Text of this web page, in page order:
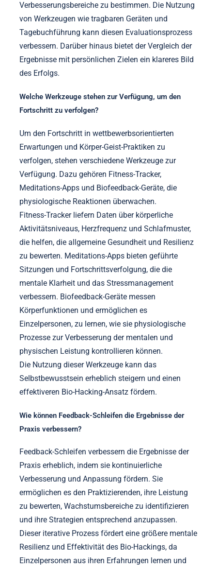
Verbesserungsbereiche zu bestimmen. Die Nutzung
von Werkzeugen wie tragbaren Geräten und
Tagebuchführung kann diesen Evaluationsprozess
verbessern. Darüber hinaus bietet der Vergleich der
Ergebnisse mit persönlichen Zielen ein klareres Bild
des Erfolgs.
Welche Werkzeuge stehen zur Verfügung, um den
Fortschritt zu verfolgen?
Um den Fortschritt in wettbewerbsorientierten
Erwartungen und Körper-Geist-Praktiken zu
verfolgen, stehen verschiedene Werkzeuge zur
Verfügung. Dazu gehören Fitness-Tracker,
Meditations-Apps und Biofeedback-Geräte, die
physiologische Reaktionen überwachen.
Fitness-Tracker liefern Daten über körperliche
Aktivitätsniveaus, Herzfrequenz und Schlafmuster,
die helfen, die allgemeine Gesundheit und Resilienz
zu bewerten. Meditations-Apps bieten geführte
Sitzungen und Fortschrittsverfolgung, die die
mentale Klarheit und das Stressmanagement
verbessern. Biofeedback-Geräte messen
Körperfunktionen und ermöglichen es
Einzelpersonen, zu lernen, wie sie physiologische
Prozesse zur Verbesserung der mentalen und
physischen Leistung kontrollieren können.
Die Nutzung dieser Werkzeuge kann das
Selbstbewusstsein erheblich steigern und einen
effektiveren Bio-Hacking-Ansatz fördern.
Wie können Feedback-Schleifen die Ergebnisse der
Praxis verbessern?
Feedback-Schleifen verbessern die Ergebnisse der
Praxis erheblich, indem sie kontinuierliche
Verbesserung und Anpassung fördern. Sie
ermöglichen es den Praktizierenden, ihre Leistung
zu bewerten, Wachstumsbereiche zu identifizieren
und ihre Strategien entsprechend anzupassen.
Dieser iterative Prozess fördert eine größere mentale
Resilienz und Effektivität des Bio-Hackings, da
Einzelpersonen aus ihren Erfahrungen lernen und